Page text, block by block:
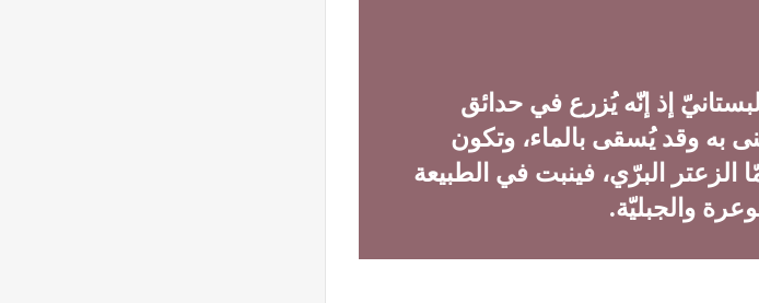
إذ إنّه يُزرع في حدائق
به وقد يُسقى بالماء، وتكون
الزعتر البرّي، فينبت في الطبيعة
والجبليّة.